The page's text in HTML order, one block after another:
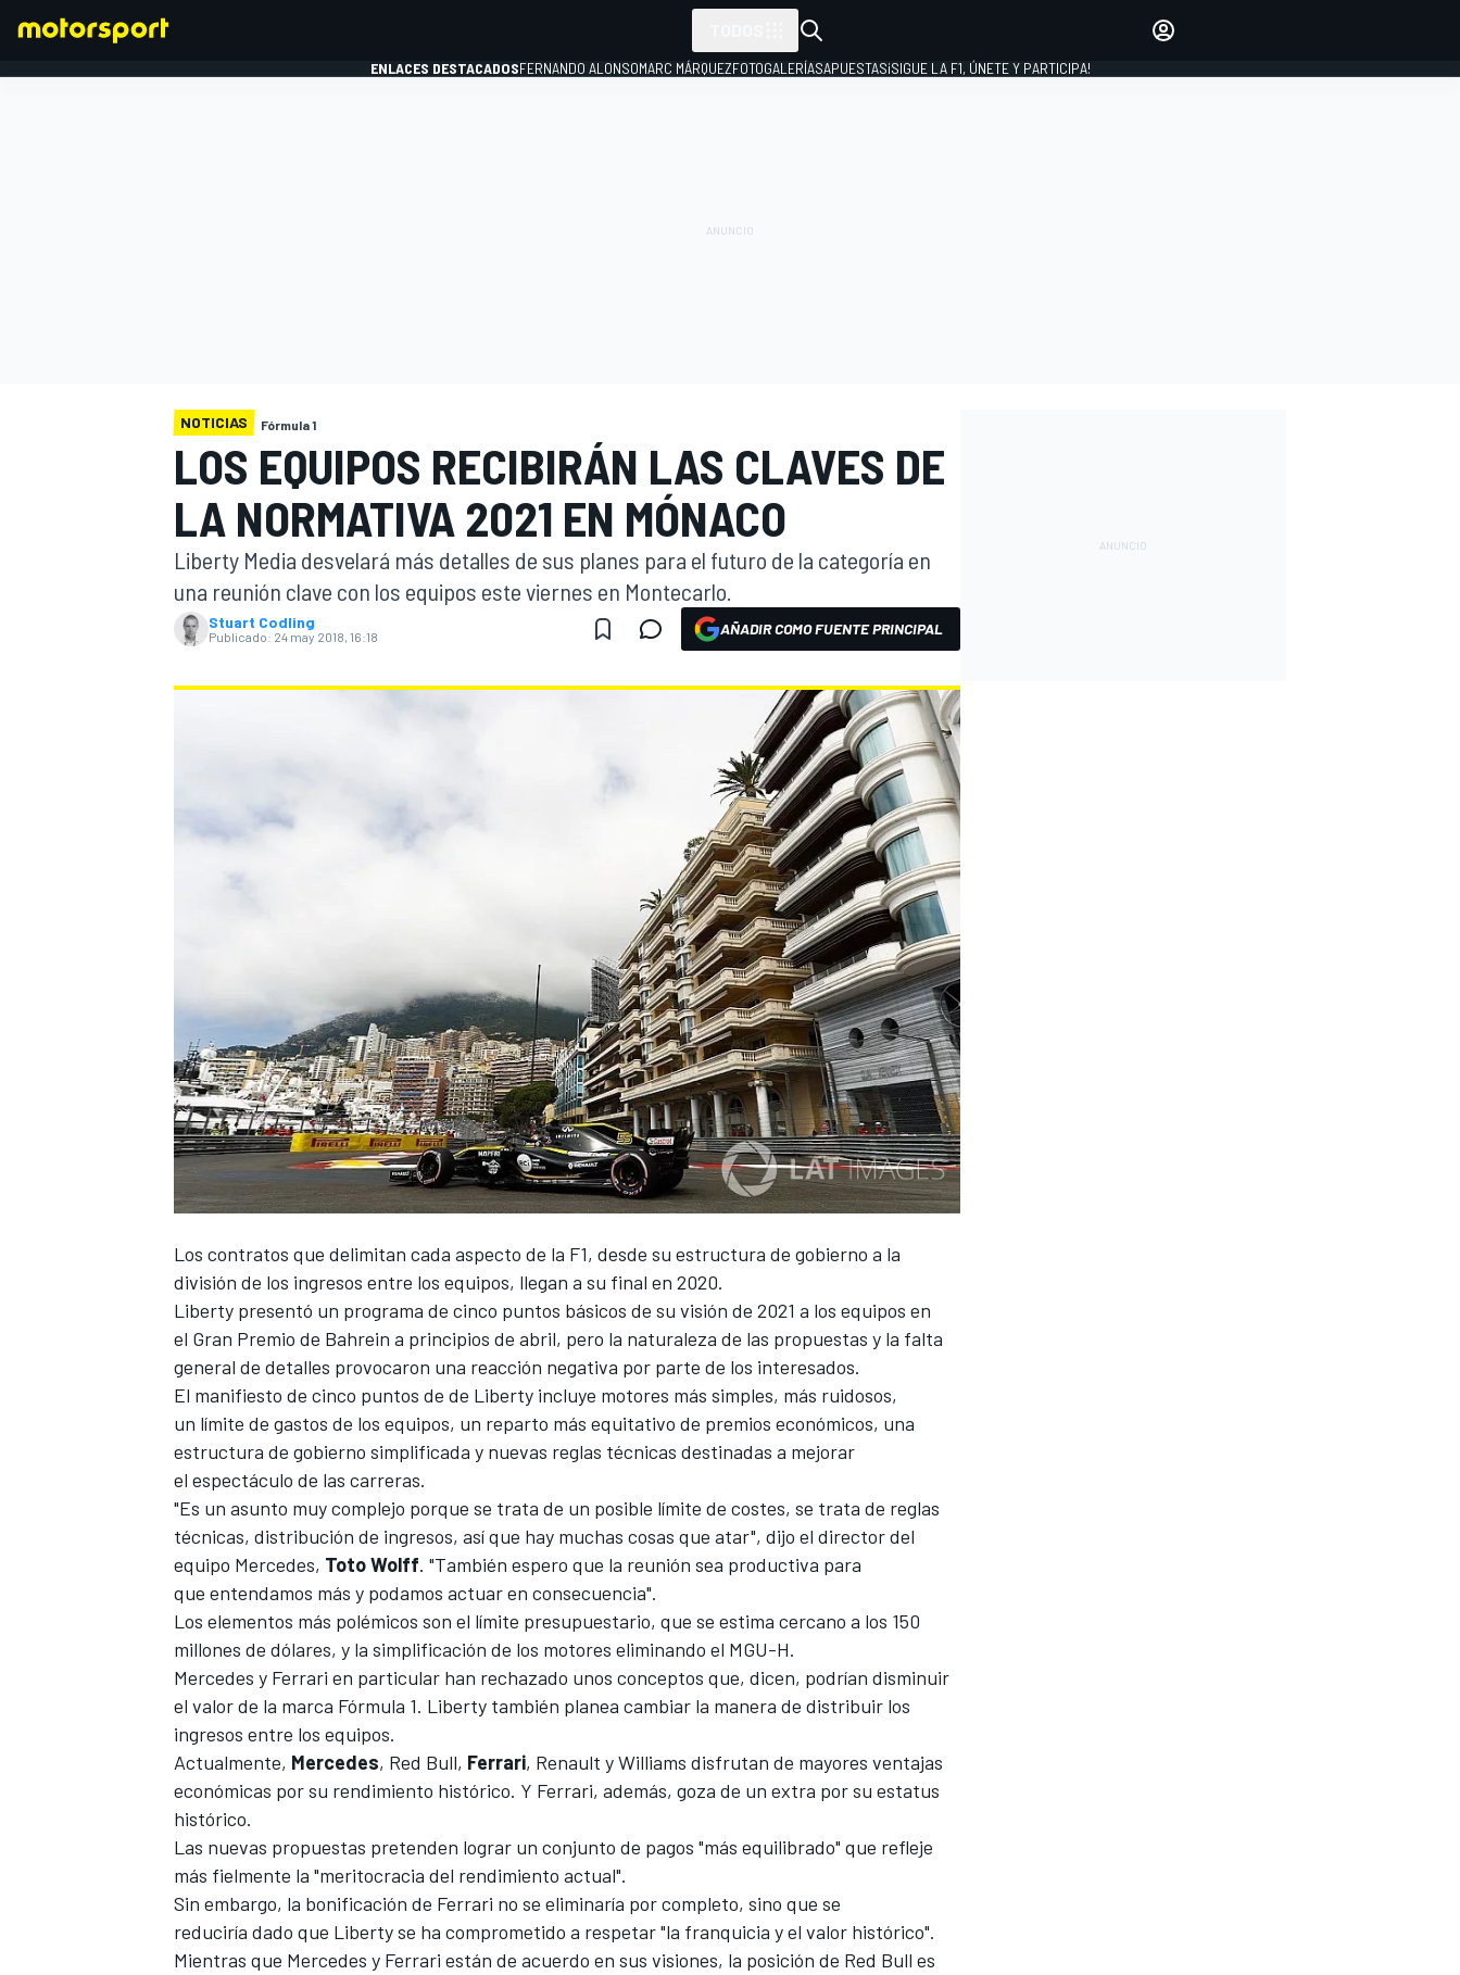
ENLACES DESTACADOSFERNANDO ALONSOMARC MÁRQUEZFOTOGALERÍASAPUESTAS¡SIGUE LA F1, ÚNETE Y PARTICIPA!
NOTICIAS Fórmula 1
LOS EQUIPOS RECIBIRÁN LAS CLAVES DE
LA NORMATIVA 2021 EN MÓNACO
Liberty Media desvelará más detalles de sus planes para el futuro de la categoría en
una reunión clave con los equipos este viernes en Montecarlo.
Stuart Codling
Publicado: 24 may 2018, 16:18 AÑADIR COMO FUENTE PRINCIPAL
Los contratos que delimitan cada aspecto de la F1, desde su estructura de gobierno a la
división de los ingresos entre los equipos, llegan a su final en 2020.
Liberty presentó un programa de cinco puntos básicos de su visión de 2021 a los equipos en
el Gran Premio de Bahrein a principios de abril, pero la naturaleza de las propuestas y la falta
general de detalles provocaron una reacción negativa por parte de los interesados.
El manifiesto de cinco puntos de de Liberty incluye motores más simples, más ruidosos,
un límite de gastos de los equipos, un reparto más equitativo de premios económicos, una
estructura de gobierno simplificada y nuevas reglas técnicas destinadas a mejorar
el espectáculo de las carreras.
"Es un asunto muy complejo porque se trata de un posible límite de costes, se trata de reglas
técnicas, distribución de ingresos, así que hay muchas cosas que atar", dijo el director del
equipo Mercedes, Toto Wolff. "También espero que la reunión sea productiva para
que entendamos más y podamos actuar en consecuencia".
Los elementos más polémicos son el límite presupuestario, que se estima cercano a los 150
millones de dólares, y la simplificación de los motores eliminando el MGU-H.
Mercedes y Ferrari en particular han rechazado unos conceptos que, dicen, podrían disminuir
el valor de la marca Fórmula 1. Liberty también planea cambiar la manera de distribuir los
ingresos entre los equipos.
Actualmente, Mercedes, Red Bull, Ferrari, Renault yWilliams disfrutan de mayores ventajas
económicas por su rendimiento histórico. Y Ferrari, además, goza de un extra por su estatus
histórico.
Las nuevas propuestas pretenden lograr un conjunto de pagos "más equilibrado" que refleje
más fielmente la "meritocracia del rendimiento actual".
Sin embargo, la bonificación de Ferrari no se eliminaría por completo, sino que se
reduciría dado que Liberty se ha comprometido a respetar "la franquicia y el valor histórico".
Mientras que Mercedes y Ferrari están de acuerdo en sus visiones, la posición de Red Bull es